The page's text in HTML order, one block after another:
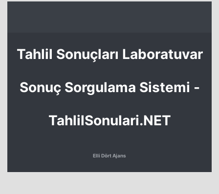
Tahlil Sonuçları Laboratuvar
Sonuç Sorgulama Sistemi -
TahlilSonulari.NET
Elli Dört Ajans